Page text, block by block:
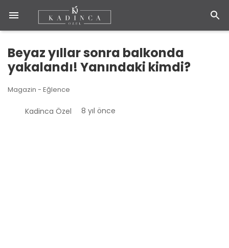
Beyaz yıllar sonra balkonda
yakalandı! Yanındaki kimdi?
Magazin - Eğlence
Kadinca Özel 8 yıl önce